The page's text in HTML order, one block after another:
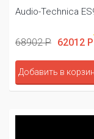
Audio-Technica
68902 Р 62012 Р
Добавить в